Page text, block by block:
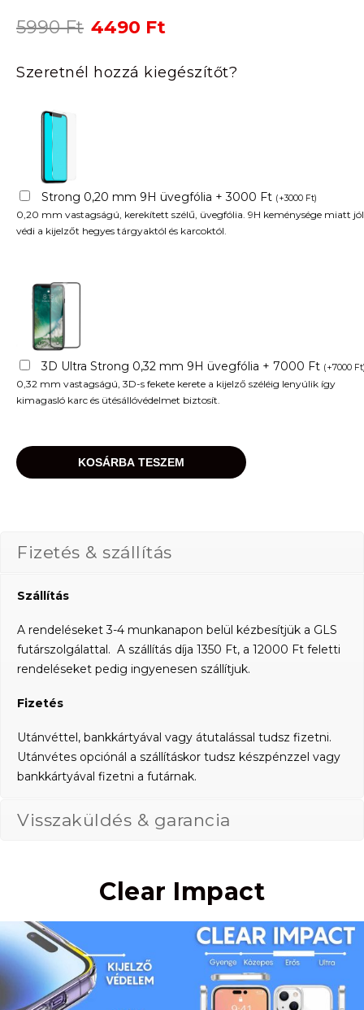
5990Ft Original
was:
5990 Ft.
4490 Ft
is:
4490 Ft.
Szeretnél hozzá kiegészítőt?
Strong 0,20 mm 9H üvegfólia + 3000 Ft (+3000 Ft)
0,20 mm vastagságú, kerekített szélű, üvegfólia. 9H keménysége miatt jól
védi a kijelzőt hegyes tárgyaktól és karcoktól.
3D Ultra Strong 0,32 mm 9H üvegfólia + 7000 Ft (+7000 Ft
0,32 mm vastagságú, 3D-s fekete kerete a kijelző széléig lenyúlik így
kimagasló karc és ütésállóvédelmet biztosít.
KOSÁRBA TESZEM
Fizetés & szállítás
Szállítás
A rendeléseket 3-4 munkanapon belül kézbesítjük a GLS
futárszolgálattal. A szállítás díja 1350 Ft, a 12000 Ft feletti
rendeléseket pedig ingyenesen szállítjuk.
Fizetés
Utánvéttel, bankkártyával vagy átutalással tudsz fizetni.
Utánvétes opciónál a szállításkor tudsz készpénzzel vagy
bankkártyával fizetni a futárnak.
Visszaküldés & garancia
Clear Impact